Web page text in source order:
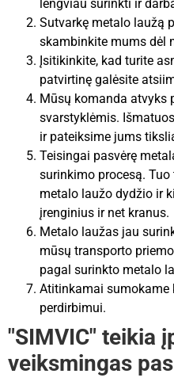
lengviau surinkti ir
Sutvarkę metalo laužą
skambinkite mums dėl
Įsitikinkite, kad turite
patvirtinę galėsite
Mūsų komanda atvyks
svarstyklėmis.
ir pateiksime jums
Teisingai pasvėrę
surinkimo procesą.
metalo laužo dydžio ir
įrenginius ir net kranus.
Metalo laužas jau
mūsų transporto
pagal surinkto metalo
Atitinkamai sumokame
perdirbimui.
"SIMVIC" teikia
veiksmingas